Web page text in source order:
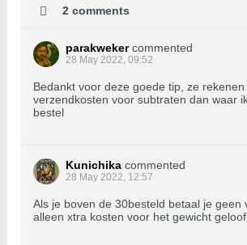
2 comments
parakweker commented
28 May 2022, 09:52
Bedankt voor deze goede tip, ze
verzendkosten voor subtraten dan waar
bestel
Kunichika commented
28 May 2022, 12:57
Als je boven de 30besteld betaal je geen
alleen xtra kosten voor het gewicht